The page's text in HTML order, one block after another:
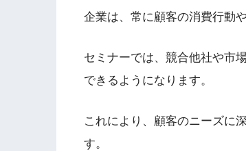
企業は、常に顧客の消費行動
セミナーでは、競合他社や市
できるようになります。
これにより、顧客のニーズに
す。